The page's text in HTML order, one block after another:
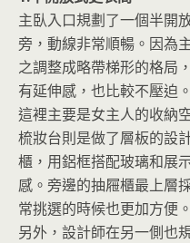
主臥入口規劃了一個半開
旁，動線非常順暢。因為
之調整成略帶梯形的格局
有延伸感，也比較不壓迫。
這裡主要是女主人的收納
梳妝台則是做了層板的設
櫃，用鋁框搭配玻璃和展
感。旁邊的抽屜櫃最上層
常挑選的時候也更加方便。
另外，設計師在另一側也